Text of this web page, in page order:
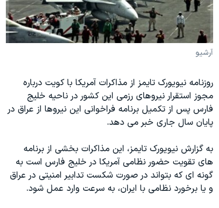
علم و فناوری
اسرائیل در جنگ
رمز مهسا
ورزش زنان در ایران
تریبونال مردمی آبان ۹۸
دادگاه حمید نوری
چهل سال گروگان‌گیری
اعتراضات مردمی آبان ۹۸
اسرائیل در جنگ
نرگس محمدی برنده جایزه نوبل صلح
زبانهای مختلف
آرشیو
روزنامه نیویورک تایمز از مذاکرات آمريکا با کویت درباره
مجوز استقرار نیروهای رزمی این کشور در ناحیه خلیج
فارس پس از تکمیل برنامه فراخوانی این نیروها از عراق در
پایان سال جاری خبر می دهد.
به گزارش نیویورک تایمز، این مذاکرات بخشی از برنامه
های تقویت حضور نظامی آمريکا در خلیج فارس است به
گونه ای که بتواند در صورت شکست تدابیر امنیتی در عراق
و یا برخورد نظامی با ایران، به سرعت وارد عمل شود.